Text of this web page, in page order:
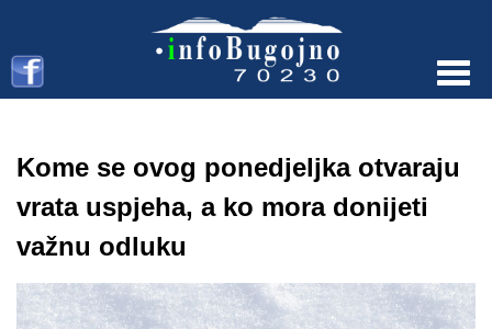
Kome se ovog ponedjeljka otvaraju
vrata uspjeha, a ko mora donijeti
važnu odluku